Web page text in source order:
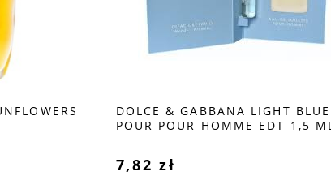
DOLCE & GABBANA LIGHT BLUE
POUR POUR HOMME EDT 1,5 ML
7,82 zł